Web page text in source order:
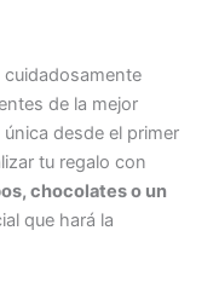
de la mejor
desde el primer
tu regalo con
chocolates o un
que hará la